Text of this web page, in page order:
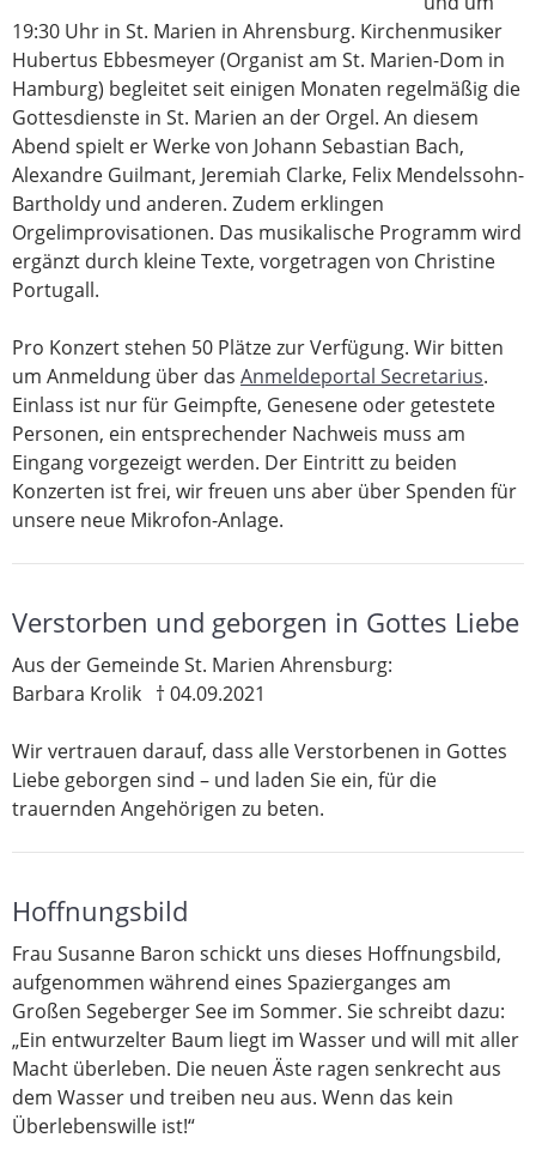
19:30 Uhr in St. Marien in Ahrensburg. Kirchenmusiker
Hubertus Ebbesmeyer (Organist am St. Marien-Dom in
Hamburg) begleitet seit einigen Monaten regelmäßig die
Gottesdienste in St. Marien an der Orgel. An diesem
Abend spielt er Werke von Johann Sebastian Bach,
Alexandre Guilmant, Jeremiah Clarke, Felix Mendelssohn-
Bartholdy und anderen. Zudem erklingen
Orgelimprovisationen. Das musikalische Programm wird
ergänzt durch kleine Texte, vorgetragen von Christine
Portugall.
Pro Konzert stehen 50 Plätze zur Verfügung. Wir bitten
um Anmeldung über das Anmeldeportal Secretarius.
Einlass ist nur für Geimpfte, Genesene oder getestete
Personen, ein entsprechender Nachweis muss am
Eingang vorgezeigt werden. Der Eintritt zu beiden
Konzerten ist frei, wir freuen uns aber über Spenden für
unsere neue Mikrofon-Anlage.
Verstorben und geborgen in Gottes Liebe
Aus der Gemeinde St. Marien Ahrensburg:
Barbara Krolik † 04.09.2021
Wir vertrauen darauf, dass alle Verstorbenen in Gottes
Liebe geborgen sind – und laden Sie ein, für die
trauernden Angehörigen zu beten.
Hoffnungsbild
Frau Susanne Baron schickt uns dieses Hoffnungsbild,
aufgenommen während eines Spazierganges am
Großen Segeberger See im Sommer. Sie schreibt dazu:
„Ein entwurzelter Baum liegt im Wasser und will mit aller
Macht überleben. Die neuen Äste ragen senkrecht aus
dem Wasser und treiben neu aus. Wenn das kein
Überlebenswille ist!“